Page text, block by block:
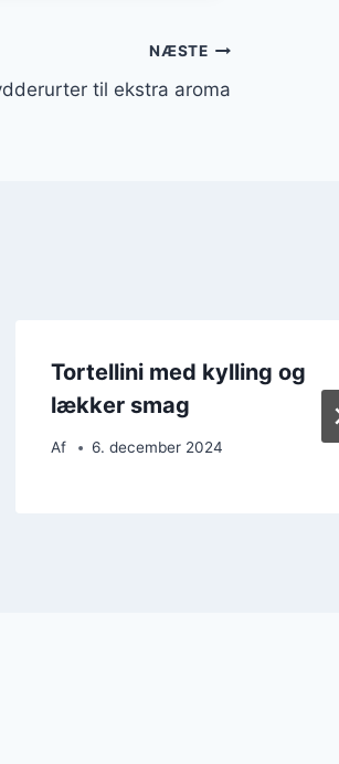
NÆSTE
til ekstra aroma
Tortellini med kylling og
lækker smag
Af 6. december 2024